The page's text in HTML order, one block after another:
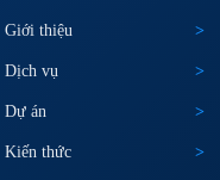
Giới thiệu
Dịch vụ
Dự án
Kiến thức